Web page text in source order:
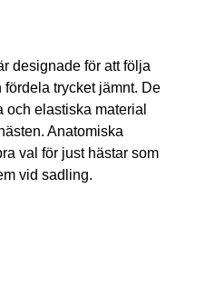
designade för att följa
trycket jämnt. De
och elastiska material
Anatomiska
val för just hästar som
vid sadling.